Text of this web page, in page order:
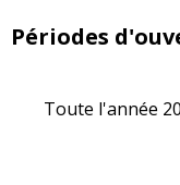
Périodes
Toute l'année